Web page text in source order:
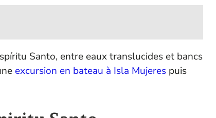
Santo, entre eaux translucides et bancs
excursion en bateau à Isla Mujeres puis